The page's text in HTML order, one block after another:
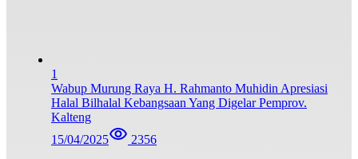
1
Wabup Murung Raya H. Rahmanto Muhidin Apresiasi
Halal Bilhalal Kebangsaan Yang Digelar Pemprov.
Kalteng
15/04/2025
2356